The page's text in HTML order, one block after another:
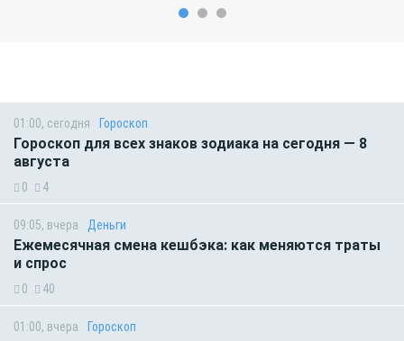
01:00, сегодня Гороскоп
Гороскоп для всех знаков зодиака на сегодня — 8
августа
0 4
09:05, вчера Деньги
Ежемесячная смена кешбэка: как меняются траты
и спрос
0 40
01:00, вчера Гороскоп